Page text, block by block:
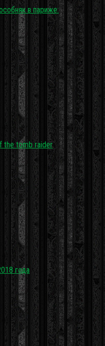
в париже:
the tomb raider
года